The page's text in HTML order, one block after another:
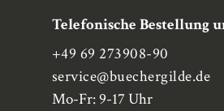
Telefonische Bestellung
+49 69 273908-90
service@buechergilde.de
Mo-Fr: 9-17 Uhr